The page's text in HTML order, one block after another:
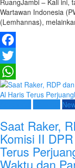
RuangJambi – Kali ini,
Wartawan Indonesia
(Lemhannas),
Facebook
Twitter
WhatsApp
Saat Raker,
Komisi II
Terus
Waktu dan